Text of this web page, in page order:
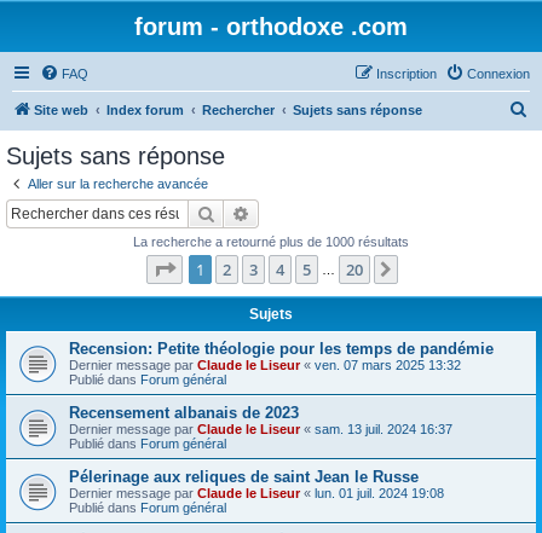
forum - orthodoxe .com
FAQ Connexion
Inscription
Site web Index forum Rechercher Sujets sans réponse
Sujets sans réponse
Aller sur la recherche avancée
Rechercher
La recherche a retourné plus de 1000 résultats
Page 1sur20
1 2 3 4 5 20
Sujets
Recension: Petite théologie pour les temps de pandémie
Dernier message par Claude le Liseur« ven. 07 mars 2025 13:32
Publié dans Forum général
Recensement albanais de 2023
Dernier message par Claude le Liseur« sam. 13 juil. 2024 16:37
Publié dans Forum général
Pélerinage aux reliques de saint Jean le Russe
Dernier message par Claude le Liseur« lun. 01 juil. 2024 19:08
Publié dans Forum général